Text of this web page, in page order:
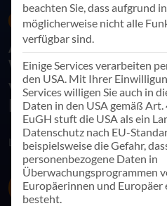
Künstliche Intelligenz 05.
AppSphere im IHK-
vertreten in der
Künstlicher
Link teilen
beachten Sie, dass aufgrund
möglicherweise nicht alle
verfügbar sind.
Einige Services verarbeiten
den USA. Mit Ihrer
Services willigen Sie auch in
Daten in den USA gemäß Art.
EuGH stuft die USA als ein
Datenschutz nach EU-
beispielsweise die Gefahr,
personenbezogene Daten in
Überwachungsprogrammen
Europäerinnen und
besteht.